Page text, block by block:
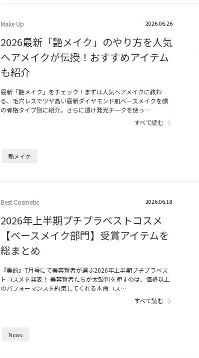
Make Up 2026.06.26
2026最新「艶メイク」のやり方を人気
ヘアメイクが伝授！おすすめアイテム
も紹介
最新「艶メイク」をチェック！まずは人気ヘアメイクに教わ
る、毛穴レスでツヤ高い最新ダイヤモンド肌ベースメイクを顔
の骨格タイプ別に紹介。さらに透け発光チークを使っ…
すべて読む
艶メイク
Best Cosmetic 2026.06.18
2026年上半期プチプラベストコスメ
【ベースメイク部門】受賞アイテムを
総まとめ
『美的』7月号にて美容賢者が選ぶ2026年上半期プチプラベス
トコスメを発表！ 美容賢者たちが太鼓判を押すのは、価格以上
のパフォーマンスを約束してくれる本命コス…
すべて読む
News